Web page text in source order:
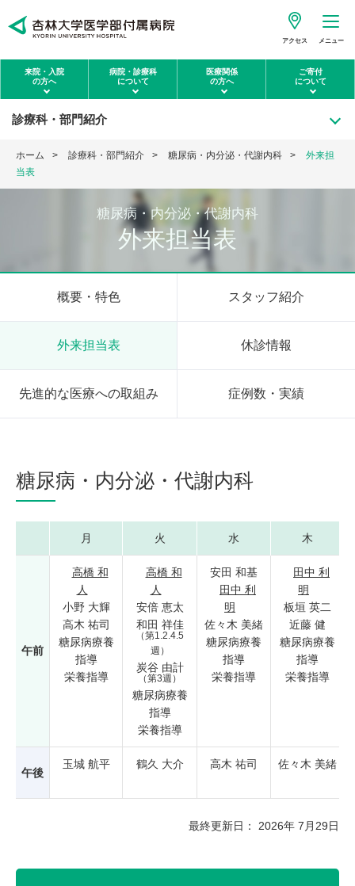
アクセス メニュー
来院・入院
の方へ
病院・診療科
について
医療関係
の方へ
ご寄付
について
診療科・部門紹介
ホーム 診療科・部門紹介 糖尿病・内分泌・代謝内科
外来担
当表
糖尿病・内分泌・代謝内科
外来担当表
概要・特色 スタッフ紹介
外来担当表 休診情報
先進的な医療への取組み 症例数・実績
糖尿病・内分泌・代謝内科
月 火 水 木
午前
高橋 和
人
小野 大輝
高木 祐司
糖尿病療養
指導
栄養指導
高橋 和
人
安倍 恵太
和田 祥佳
（第1.2.4.5
週）
炭谷 由計
（第3週）
糖尿病療養
指導
栄養指導
安田 和基
田中 利
明
佐々木 美緒
糖尿病療養
指導
栄養指導
田中 利
明
板垣 英二
近藤 健
糖尿病療養
指導
栄養指導
午後
玉城 航平 鶴久 大介 高木 祐司 佐々木 美緒
最終更新日： 2026年 7月29日